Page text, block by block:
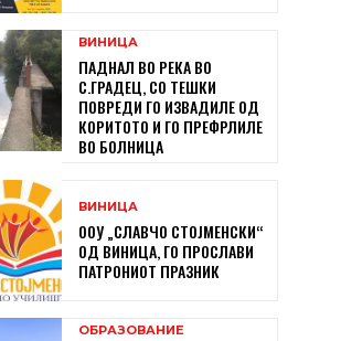
ВИНИЦА
ПАДНАЛ ВО РЕКА ВО
С.ГРАДЕЦ, СО ТЕШКИ
ПОВРЕДИ ГО ИЗВАДИЛЕ ОД
КОРИТОТО И ГО ПРЕФРЛИЛЕ
ВО БОЛНИЦА
ВИНИЦА
ООУ „СЛАВЧО СТОЈМЕНСКИ“
ОД ВИНИЦА, ГО ПРОСЛАВИ
ПАТРОНИОТ ПРАЗНИК
ОБРАЗОВАНИЕ